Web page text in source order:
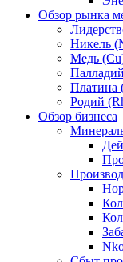
Обзор рынка
Никель
Медь
Платина
Родий
Обзор бизнеса